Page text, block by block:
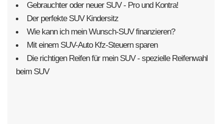
Gebrauchter oder neuer SUV - Pro und Kontra!
Der perfekte SUV Kindersitz
Wie kann ich mein Wunsch-SUV finanzieren?
Mit einem SUV-Auto Kfz-Steuern sparen
Die richtigen Reifen für mein SUV - spezielle Reifenwahl
beim SUV